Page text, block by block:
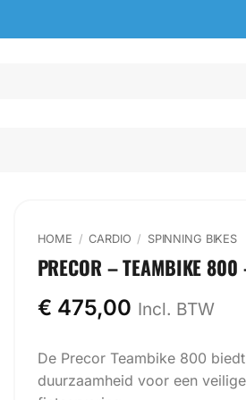
HOME / CARDIO / SPINNING BIKES
PRECOR – TEAMBIKE
€ 475,00 Incl. BTW
De Precor Teambike 800
duurzaamheid voor een